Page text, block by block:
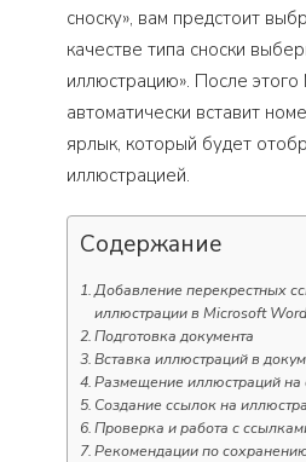
сноску», вам предстоит
качестве типа сноски
иллюстрацию». После
автоматически вставит
ярлык, который будет
иллюстрацией.
Содержание
Добавление перекрестных
иллюстрации в Microsoft Word
Подготовка документа
Вставка иллюстраций в
Размещение иллюстраций на
Создание ссылок на
Проверка и работа с
Рекомендации по